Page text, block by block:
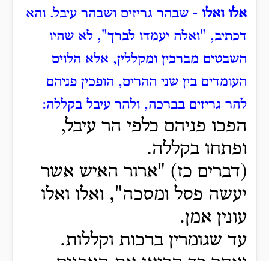
אלו ואלו - שבהר גריזים ושבהר עיבל. והא
דכתיב, "ואלה יעמדו לברך", לא שהיו
השבטים מברכין ומקללין, אלא הלוים
העומדים בין שני ההרים, הופכין פניהם
להר גריזים בברכה, ולהר עיבל בקללה:
הפכו פניהם כלפי הר עיבל,
ופתחו בקללה.
(דברים כז) "ארור האיש אשר
יעשה פסל ומסכה", ואלו ואלו
עונין אמן.
עד שגומרין ברכות וקללות.